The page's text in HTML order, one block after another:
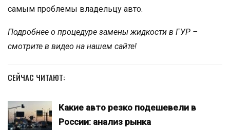
самым проблемы владельцу авто.
Подробнее о процедуре замены жидкости в ГУР –
смотрите в видео на нашем сайте!
СЕЙЧАС ЧИТАЮТ:
Какие авто резко подешевели в
России: анализ рынка